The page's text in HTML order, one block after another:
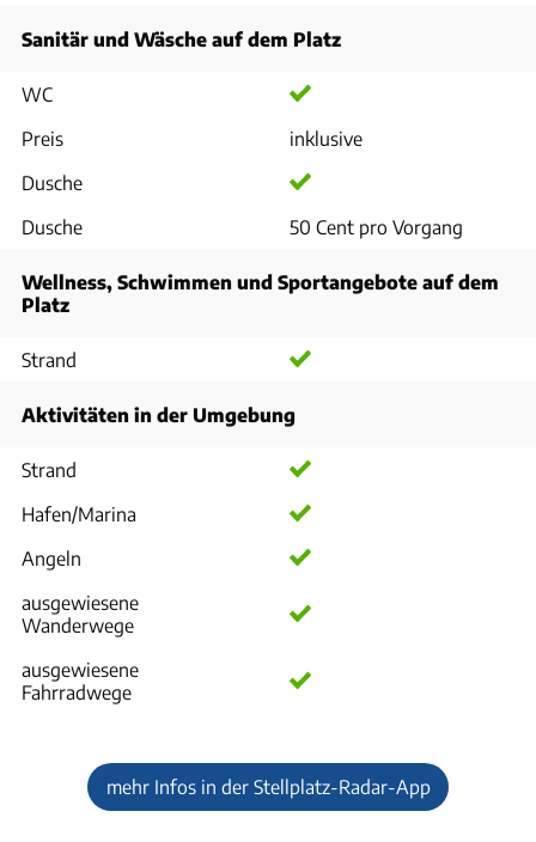
Sanitär und Wäsche auf dem Platz
WC
Preis
inklusive
Dusche
Dusche
50 Cent pro Vorgang
Wellness, Schwimmen und Sportangebote auf dem
Platz
Strand
Aktivitäten in der Umgebung
Strand
Hafen/Marina
Angeln
ausgewiesene
Wanderwege
ausgewiesene
Fahrradwege
mehr Infos in der Stellplatz-Radar-App